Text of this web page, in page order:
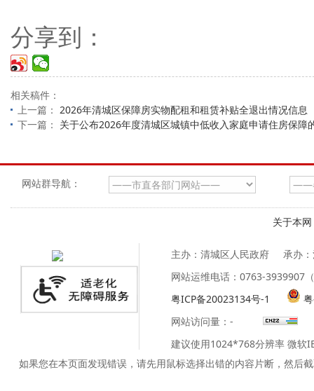
分享到：
相关稿件：
上一篇： 2026年清城区保障房实物配租和租赁补贴全退出情况信息
下一篇： 关于公布2026年度清城区城镇中低收入家庭申请住房保障
网站群导航：
关于本网
主办：清城区人民政府
承办
网站运维电话：0763-3939907
粤ICP备20023134号-1
网站访问量： -
建议使用1024*768分辨率 微软
如果您在本页面发现错误，请先用鼠标选择出错的内容片断，然后